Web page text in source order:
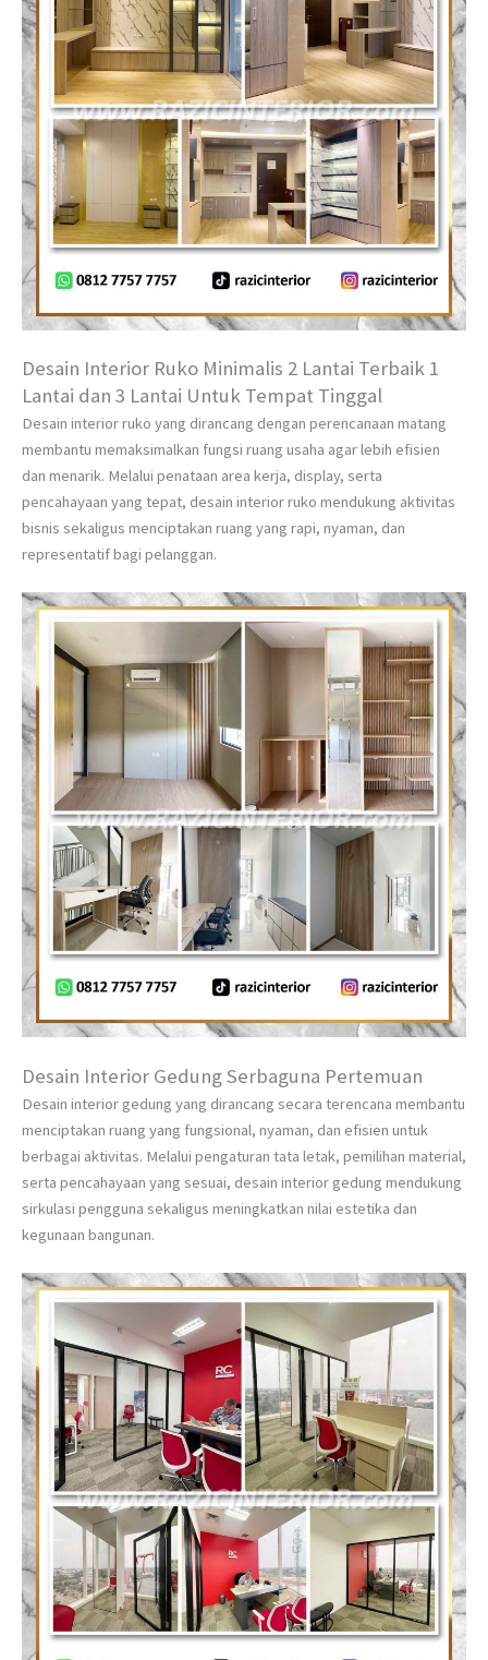
Desain Interior Ruko Minimalis 2 Lantai Terbaik 1
Lantai dan 3 Lantai Untuk Tempat Tinggal
Desain interior ruko yang dirancang dengan perencanaan matang
membantu memaksimalkan fungsi ruang usaha agar lebih efisien
dan menarik. Melalui penataan area kerja, display, serta
pencahayaan yang tepat, desain interior ruko mendukung aktivitas
bisnis sekaligus menciptakan ruang yang rapi, nyaman, dan
representatif bagi pelanggan.
Desain Interior Gedung Serbaguna Pertemuan
Desain interior gedung yang dirancang secara terencana membantu
menciptakan ruang yang fungsional, nyaman, dan efisien untuk
berbagai aktivitas. Melalui pengaturan tata letak, pemilihan material,
serta pencahayaan yang sesuai, desain interior gedung mendukung
sirkulasi pengguna sekaligus meningkatkan nilai estetika dan
kegunaan bangunan.